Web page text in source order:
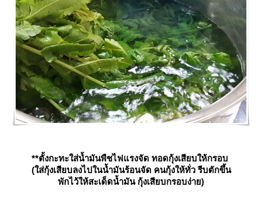
**ตั้งกะทะใส่น้ำมันพืชไฟแรงจัด ทอดกุ้งเสียบให้กรอบ
(ใส่กุ้งเสียบลงไปในน้ำมันร้อนจัด คนกุ้งให้ทั่ว รีบตักขึ้น
พักไว้ให้สะเด็ดน้ำมัน กุ้งเสียบกรอบง่าย)